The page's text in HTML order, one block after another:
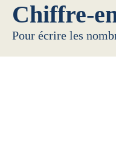
Chiffre-
Pour écrire les